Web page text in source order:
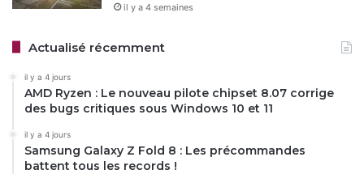
il y a 4 semaines
Actualisé récemment
il y a 4 jours
AMD Ryzen : Le nouveau pilote chipset 8.07 corrige
des bugs critiques sous Windows 10 et 11
il y a 4 jours
Samsung Galaxy Z Fold 8 : Les précommandes
battent tous les records !